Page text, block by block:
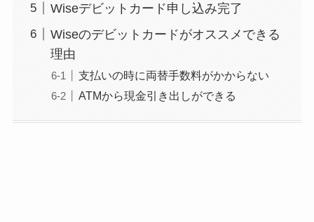
Wiseデビットカード申し込み完了
Wiseのデビットカードがオススメできる
理由
支払いの時に両替手数料がかからない
ATMから現金引き出しができる